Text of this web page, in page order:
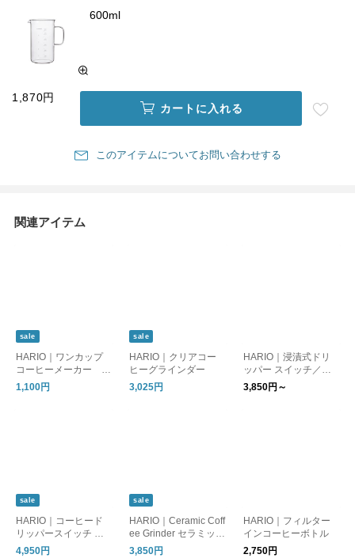
600ml
1,870円
カートに入れる
このアイテムについてお問い合わせする
関連アイテム
sale
HARIO｜ワンカップ
コーヒーメーカー B
ATON ［母の日/ギフ
ト］
1,100円
sale
HARIO｜クリアコー
ヒーグラインダー
3,025円
HARIO｜浸漬式ドリ
ッパー スイッチ／サ
ーバーセット
3,850円～
sale
HARIO｜コーヒード
リッパースイッチ サ
ンライズ
4,950円
sale
HARIO｜Ceramic Coff
ee Grinder セラミック
コーヒーグラインダー
3,850円
HARIO｜フィルター
インコーヒーボトル
2,750円